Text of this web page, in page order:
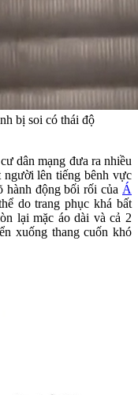
bị soi có thái độ
dân mạng đưa ra nhiều
lên tiếng bênh vực
hành động bối rối của Á
do trang phục khá bất
lại mặc áo dài và cả 2
xuống thang cuốn khó